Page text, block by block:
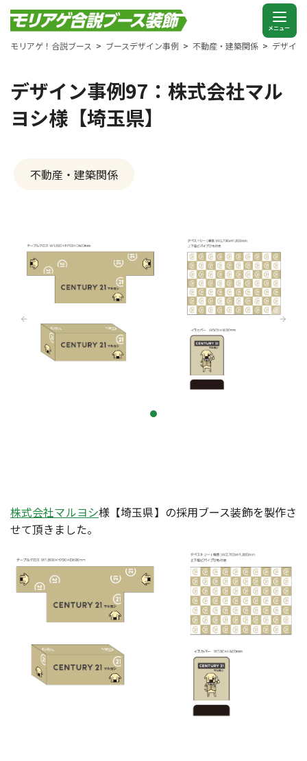
モリアゲ！合説ブース ブースデザイン事例 不動産・建築関係 デザイ
デザイン事例97：株式会社マル
ヨシ様【埼玉県】
不動産・建築関係
株式会社マルヨシ様【埼玉県】の採用ブース装飾を製作さ
せて頂きました。